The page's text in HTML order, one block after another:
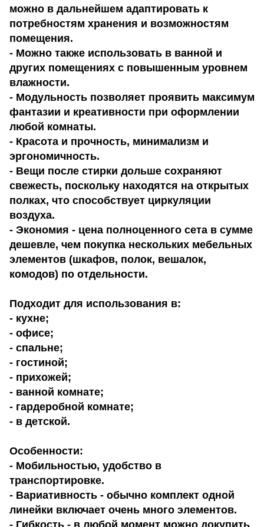
можно в дальнейшем адаптировать к
потребностям хранения и возможностям
помещения.
- Можно также использовать в ванной и
других помещениях с повышенным уровнем
влажности.
- Модульность позволяет проявить максимум
фантазии и креативности при оформлении
любой комнаты.
- Красота и прочность, минимализм и
эргономичность.
- Вещи после стирки дольше сохраняют
свежесть, поскольку находятся на открытых
полках, что способствует циркуляции
воздуха.
- Экономия - цена полноценного сета в сумме
дешевле, чем покупка нескольких мебельных
элементов (шкафов, полок, вешалок,
комодов) по отдельности.
Подходит для использования в:
- кухне;
- офисе;
- спальне;
- гостиной;
- прихожей;
- ванной комнате;
- гардеробной комнате;
- в детской.
Особенности:
- Мобильностью, удобство в
транспортировке.
- Вариативность - обычно комплект одной
линейки включает очень много элементов.
- Гибкость - в любой момент можно докупить